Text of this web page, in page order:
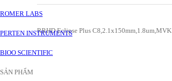
ROMER LABS
PERTEN INSTRUMENTS
BIOO SCIENTIFIC
SẢN PHẨM
RRHD Eclipse Plus C8,2.1x150mm,1.8um,MVK